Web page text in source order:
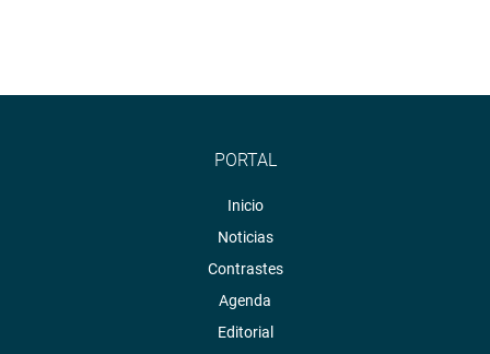
PORTAL
Inicio
Noticias
Contrastes
Agenda
Editorial